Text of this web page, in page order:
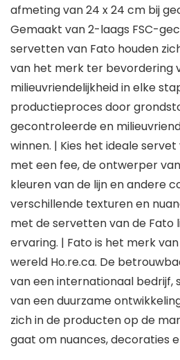
afmeting van 24 x 24 cm bij
Gemaakt van 2-laags FSC-
servetten van Fato houden
van het merk ter bevordering
milieuvriendelijkheid in elke
productieproces door
gecontroleerde en
winnen. | Kies het ideale
met een fee, de ontwerper
kleuren van de lijn en andere
verschillende texturen en
met de servetten van de Fato
ervaring. | Fato is het merk
wereld Ho.re.ca. De
van een internationaal bedrijf,
van een duurzame
zich in de producten op de
gaat om nuances, decoraties